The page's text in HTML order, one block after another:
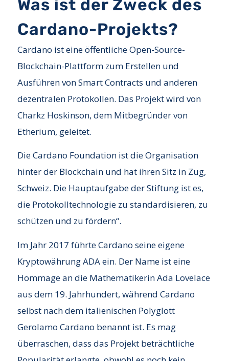
Was ist der Zweck des
Cardano-Projekts?
Cardano ist eine öffentliche Open-Source-
Blockchain-Plattform zum Erstellen und
Ausführen von Smart Contracts und anderen
dezentralen Protokollen. Das Projekt wird von
Charkz Hoskinson, dem Mitbegründer von
Etherium, geleitet.
Die Cardano Foundation ist die Organisation
hinter der Blockchain und hat ihren Sitz in Zug,
Schweiz. Die Hauptaufgabe der Stiftung ist es,
die Protokolltechnologie zu standardisieren, zu
schützen und zu fördern“.
Im Jahr 2017 führte Cardano seine eigene
Kryptowährung ADA ein. Der Name ist eine
Hommage an die Mathematikerin Ada Lovelace
aus dem 19. Jahrhundert, während Cardano
selbst nach dem italienischen Polyglott
Gerolamo Cardano benannt ist. Es mag
überraschen, dass das Projekt beträchtliche